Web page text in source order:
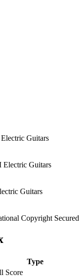
Copyright Secured
Type
Score